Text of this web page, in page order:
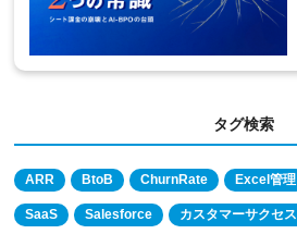
タグ検索
ARR BtoB ChurnRate Excel管理
SaaS Salesforce カスタマーサクセス